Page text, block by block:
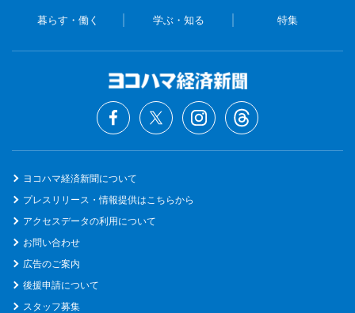
暮らす・働く 学ぶ・知る 特集
ヨコハマ経済新聞について
プレスリリース・情報提供はこちらから
アクセスデータの利用について
お問い合わせ
広告のご案内
後援申請について
スタッフ募集